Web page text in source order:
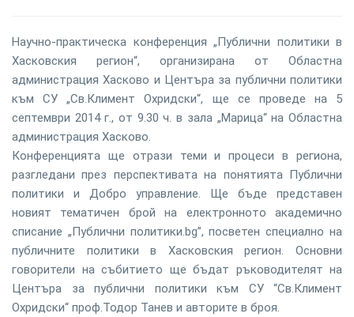
Научно-практическа конференция „Публични политики в
Хасковския регион“, организирана от Областна
администрация Хасково и Центъра за публични политики
към СУ „Св.Климент Охридски“, ще се проведе на 5
септември 2014 г., от 9.30 ч. в зала „Марица“ на Областна
администрация Хасково.
Конференцията ще отрази теми и процеси в региона,
разгледани през перспективата на понятията Публични
политики и Добро управление. Ще бъде представен
новият тематичен брой на електронното академично
списание „Публични политики.bg”, посветен специално на
публичните политики в Хасковския регион. Основни
говорители на събитието ще бъдат ръководителят на
Центъра за публични политики към СУ “Св.Климент
Охридски“ проф.Тодор Танев и авторите в броя.